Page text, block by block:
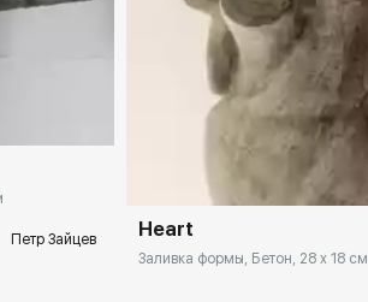
Петр Зайцев Heart
Заливка формы, Бетон, 28 x 18 см